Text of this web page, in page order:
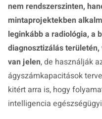
nem rendszerszinten,
mintaprojektekben
leginkább a radiológia, a
diagnosztizálás
van jelen, de használják
ágyszámkapacitások
kitért arra is, hogy
intelligencia